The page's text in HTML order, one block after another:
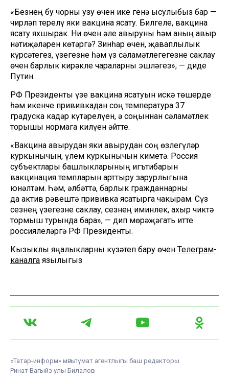
«Безнең бу чорны узу өчен ике генә ысулыбыз бар —
чирләп терелү яки вакцина ясату. Билгеле, вакцина
ясату яхшырак. Ни өчен әле авыруны һәм аның авыр
нәтиҗәләрен көтәргә? Зинһар өчен, җаваплылык
күрсәтегез, үзегезне һәм үз сәламәтлегегезне саклау
өчен барлык кирәкле чараларны эшләгез», — диде
Путин.
РФ Президенты үзе вакцина ясатуын искә төшерде
һәм икенче прививкадан соң температура 37
градуска кадәр күтәрелүен, ә соңыннан сәламәтлек
торышы нормага килүен әйтте.
«Вакцина авырудан яки авырудан соң өзлегүләр
куркынычын, үлем куркынычын киметә. Россия
субъектлары башлыкларының игътибарын
вакцинация темпларын арттыру зарурлыгына
юнәлтәм. Һәм, әлбәттә, барлык гражданнарны
да актив рәвештә прививка ясатырга чакырам. Сүз
сезнең үзегезне саклау, сезнең иминлек, ахыр чиктә
тормыш турында бара», — дип мөрәҗәгать итте
россиялеләргә РФ Президенты.
Кызыклы яңалыкларны күзәтеп бару өчен Телеграм-
каналга язылыгыз
«Татар-информ» мәгълүмат агентлыгы баш редакторы
Ринат Вагыйз улы Билалов